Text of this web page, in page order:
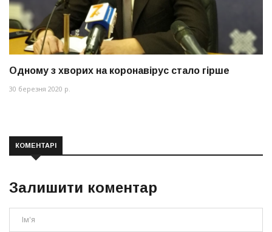
Одному з хворих на коронавірус стало гірше
30 березня 2020 р.
КОМЕНТАРІ
Залишити коментар